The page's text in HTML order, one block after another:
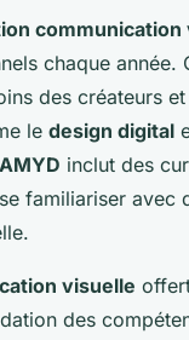
communication
chaque année.
des créateurs
le design digital
inclut des
familiariser avec
visuelle
des